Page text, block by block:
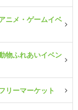
ニメ・ゲームイベ
物ふれあいイベン
リーマーケット